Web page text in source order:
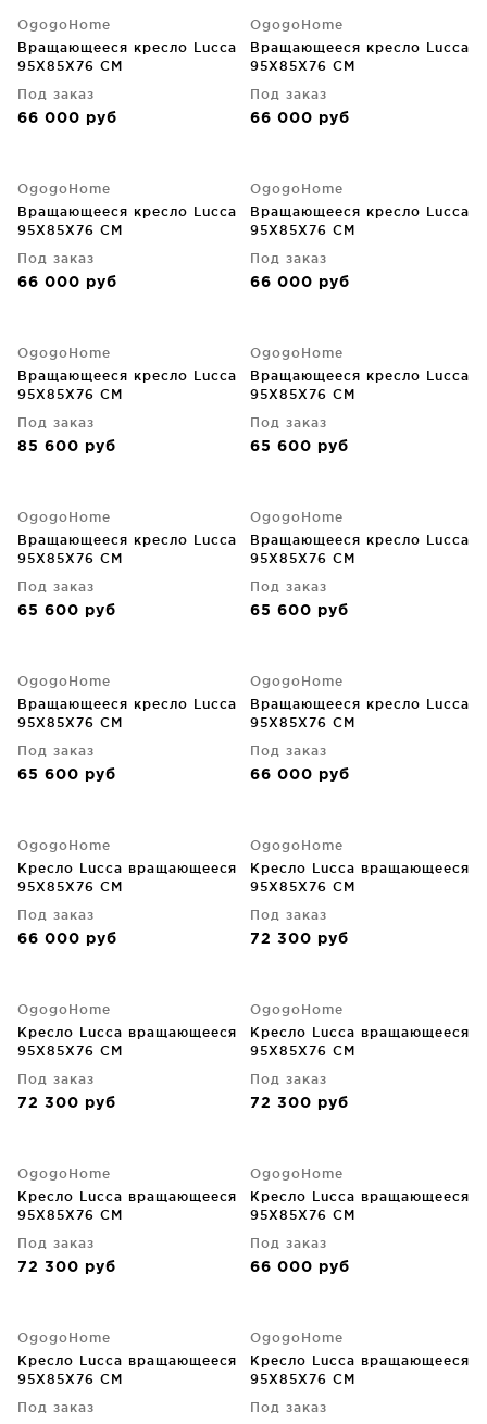
OgogoHome
Вращающееся кресло Lucca
95X85X76 CM
Под заказ
66 000 руб
OgogoHome
Вращающееся кресло Lucca
95X85X76 CM
Под заказ
66 000 руб
OgogoHome
Вращающееся кресло Lucca
95X85X76 CM
Под заказ
66 000 руб
OgogoHome
Вращающееся кресло Lucca
95X85X76 CM
Под заказ
66 000 руб
OgogoHome
Вращающееся кресло Lucca
95X85X76 CM
Под заказ
85 600 руб
OgogoHome
Вращающееся кресло Lucca
95X85X76 CM
Под заказ
65 600 руб
OgogoHome
Вращающееся кресло Lucca
95X85X76 CM
Под заказ
65 600 руб
OgogoHome
Вращающееся кресло Lucca
95X85X76 CM
Под заказ
65 600 руб
OgogoHome
Вращающееся кресло Lucca
95X85X76 CM
Под заказ
65 600 руб
OgogoHome
Вращающееся кресло Lucca
95X85X76 CM
Под заказ
66 000 руб
OgogoHome
Кресло Lucca вращающееся
95X85X76 CM
Под заказ
66 000 руб
OgogoHome
Кресло Lucca вращающееся
95X85X76 CM
Под заказ
72 300 руб
OgogoHome
Кресло Lucca вращающееся
95X85X76 CM
Под заказ
72 300 руб
OgogoHome
Кресло Lucca вращающееся
95X85X76 CM
Под заказ
72 300 руб
OgogoHome
Кресло Lucca вращающееся
95X85X76 CM
Под заказ
72 300 руб
OgogoHome
Кресло Lucca вращающееся
95X85X76 CM
Под заказ
66 000 руб
OgogoHome
Кресло Lucca вращающееся
95X85X76 CM
Под заказ
OgogoHome
Кресло Lucca вращающееся
95X85X76 CM
Под заказ